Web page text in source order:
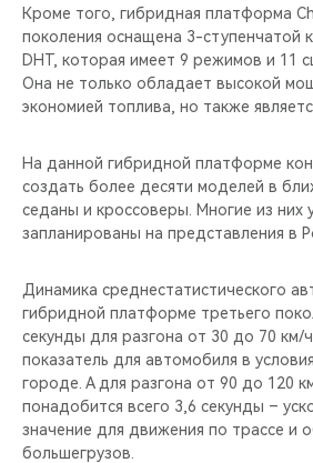
Кроме того, гибридная платформа
поколения оснащена 3-ступенчатой
DHT, которая имеет 9 режимов и 11
Она не только обладает высокой
экономией топлива, но также
На данной гибридной платформе
создать более десяти моделей в
седаны и кроссоверы. Многие из них
запланированы на представления в
Динамика среднестатистического
гибридной платформе третьего
секунды для разгона от 30 до 70 км/
показатель для автомобиля в
городе. А для разгона от 90 до 120
понадобится всего 3,6 секунды –
значение для движения по трассе и
большегрузов.